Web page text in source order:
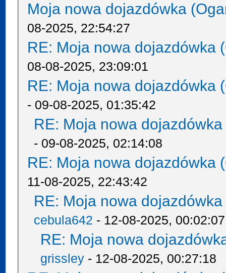
Moja nowa dojazdówka
08-2025, 22:54:27
RE: Moja nowa dojazdówka
08-08-2025, 23:09:01
RE: Moja nowa dojazdówka
- 09-08-2025, 01:35:42
RE: Moja nowa
- 09-08-2025, 02:14:08
RE: Moja nowa dojazdówka
11-08-2025, 22:43:42
RE: Moja nowa
cebula642 - 12-08-2025, 00:02:07
RE: Moja nowa
grissley - 12-08-2025, 00:27:18